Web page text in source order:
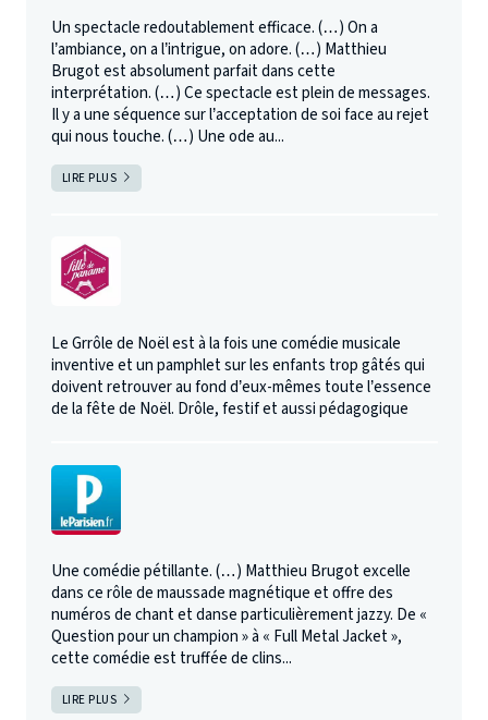
Un spectacle redoutablement efficace. (…) On a
l’ambiance, on a l’intrigue, on adore. (…) Matthieu
Brugot est absolument parfait dans cette
interprétation. (…) Ce spectacle est plein de messages.
Il y a une séquence sur l’acceptation de soi face au rejet
qui nous touche. (…) Une ode au...
LIRE PLUS
Le Grrôle de Noël est à la fois une comédie musicale
inventive et un pamphlet sur les enfants trop gâtés qui
doivent retrouver au fond d’eux-mêmes toute l’essence
de la fête de Noël. Drôle, festif et aussi pédagogique
Une comédie pétillante. (…) Matthieu Brugot excelle
dans ce rôle de maussade magnétique et offre des
numéros de chant et danse particulièrement jazzy. De «
Question pour un champion » à « Full Metal Jacket »,
cette comédie est truffée de clins...
LIRE PLUS